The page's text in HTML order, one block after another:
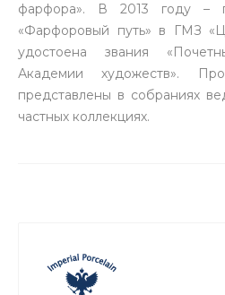
фарфора». В 2013 году –
«Фарфоровый путь» в ГМЗ
удостоена звания
Академии художеств».
представлены в собраниях
частных коллекциях.